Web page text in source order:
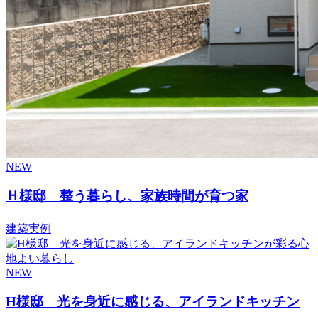
NEW
Ｈ様邸 整う暮らし、家族時間が育つ家
建築実例
NEW
H様邸 光を身近に感じる、アイランドキッチン